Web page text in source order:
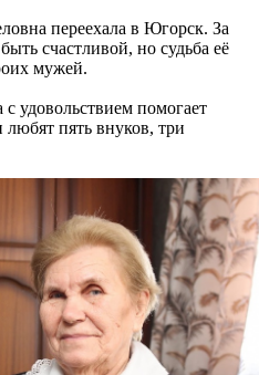
переехала в Югорск. За
счастливой, но судьба её
мужей.
удовольствием помогает
любят пять внуков, три